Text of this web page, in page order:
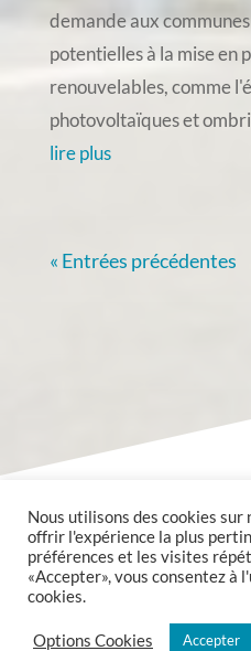
demande aux
potentielles à la mise en
renouvelables, comme
photovoltaïques et
lire plus
« Entrées précédentes
Copyright @2020 Mairie de
Nous utilisons des cookies
offrir l'expérience la plus
préférences et les visites
«Accepter», vous consentez à
cookies.
Options Cookies Accepter